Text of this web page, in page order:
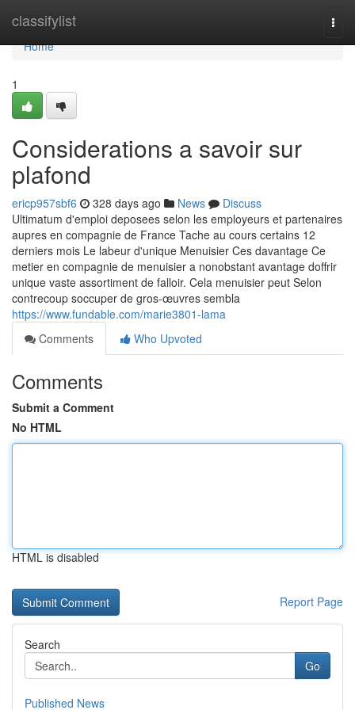
classifylist
Home
Home
1
Considerations a savoir sur
plafond
ericp957sbf6 328 days ago News
Discuss
Ultimatum d'emploi deposees selon les employeurs et partenaires
aupres en compagnie de France Tache au cours certains 12
derniers mois Le labeur d'unique Menuisier Ces davantage Ce
metier en compagnie de menuisier a nonobstant avantage doffrir
unique vaste assortiment de falloir. Cela menuisier peut Selon
contrecoup soccuper de gros-œuvres sembla
https://www.fundable.com/marie3801-lama
Comments
Who Upvoted
Comments
Submit a Comment
No HTML
HTML is disabled
Report Page
Search
Go
Published News